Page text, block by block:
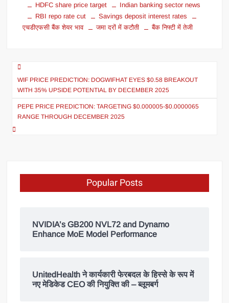
HDFC share price target
Indian banking sector news
RBI repo rate cut
Savings deposit interest rates
एचडीएफसी बैंक शेयर भाव
जमा दरों में कटौती बैंक निफ्टी में तेजी
WIF PRICE PREDICTION: DOGWIFHAT EYES $0.58 BREAKOUT
WITH 35% UPSIDE POTENTIAL BY DECEMBER 2025
PEPE PRICE PREDICTION: TARGETING $0.000005-$0.0000065
RANGE THROUGH DECEMBER 2025
Popular Posts
NVIDIA’s GB200 NVL72 and Dynamo
Enhance MoE Model Performance
UnitedHealth ने कार्यकारी फेरबदल के हिस्से के रूप में
नए मेडिकेड CEO की नियुक्ति की – ब्लूमबर्ग